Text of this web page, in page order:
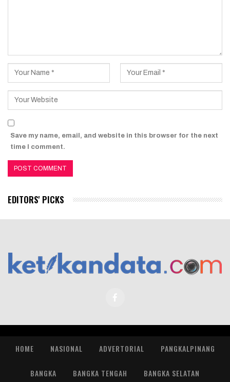
Save my name, email, and website in this browser for the next
time I comment.
EDITORS' PICKS
HOME NASIONAL ADVERTORIAL PANGKALPINANG
BANGKA BANGKA TENGAH BANGKA SELATAN